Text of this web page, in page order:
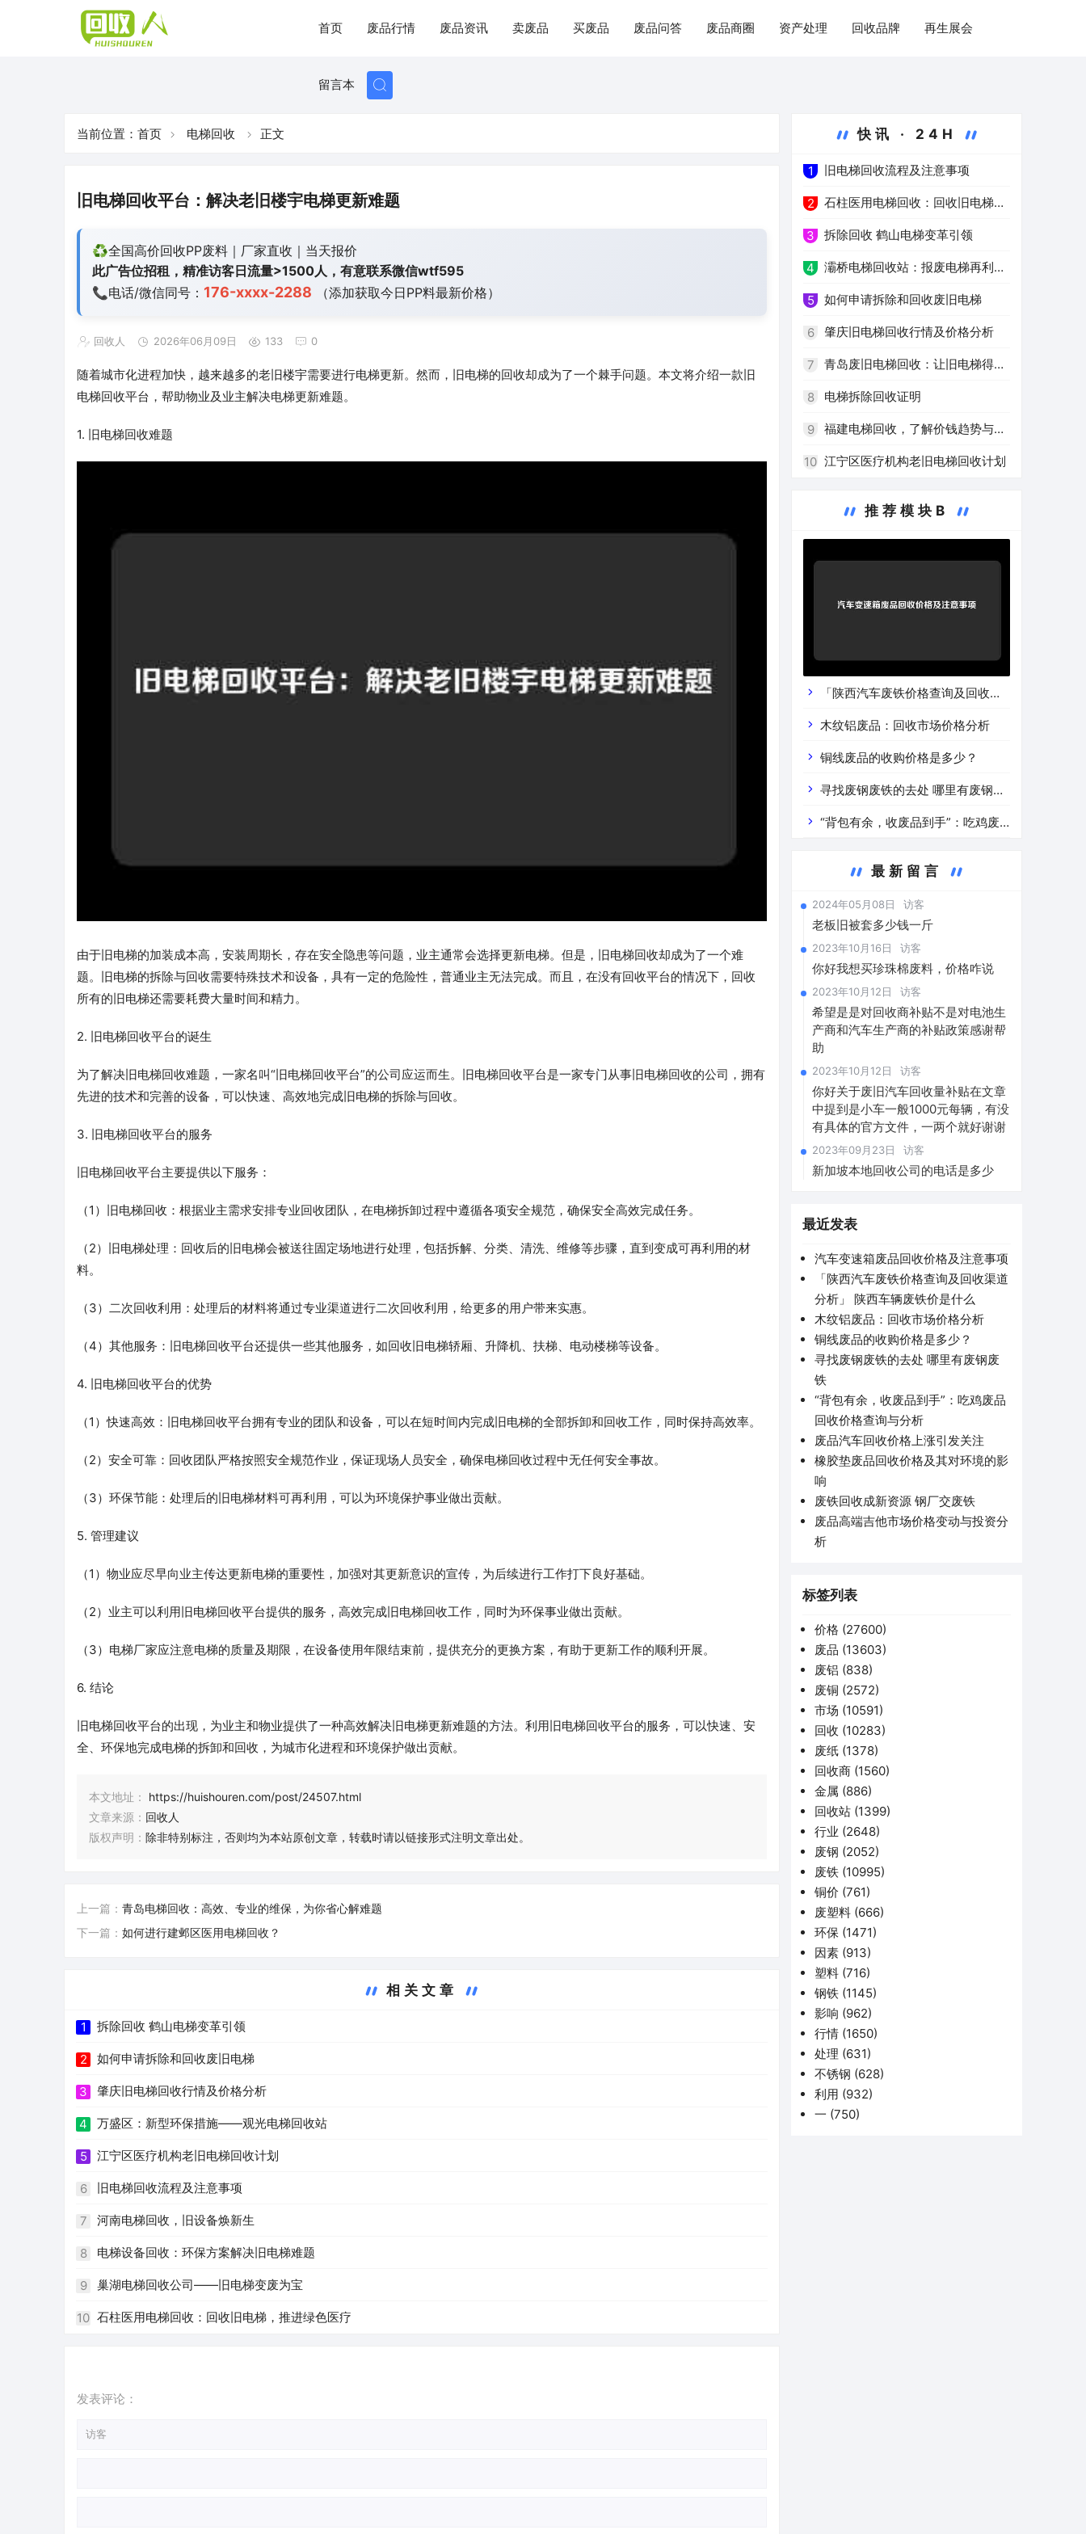
首页 废品行情 废品资讯 卖废品 买废品 废品问答 废品商圈 资产处理 回收品牌 再生展会
留言本
当前位置： 首页 电梯回收 正文
旧电梯回收平台：解决老旧楼宇电梯更新难题
♻️全国高价回收PP废料｜厂家直收｜当天报价
此广告位招租，精准访客日流量>1500人，有意联系微信wtf595
📞电话/微信同号： 176-xxxx-2288 （添加获取今日PP料最新价格）
回收人 2026年06月09日 133 0
随着城市化进程加快，越来越多的老旧楼宇需要进行电梯更新。然而，旧电梯的回收却成为了一个棘手问题。本文将介绍一款旧
电梯回收平台，帮助物业及业主解决电梯更新难题。
1. 旧电梯回收难题
由于旧电梯的加装成本高，安装周期长，存在安全隐患等问题，业主通常会选择更新电梯。但是，旧电梯回收却成为了一个难
题。旧电梯的拆除与回收需要特殊技术和设备，具有一定的危险性，普通业主无法完成。而且，在没有回收平台的情况下，回收
所有的旧电梯还需要耗费大量时间和精力。
2. 旧电梯回收平台的诞生
为了解决旧电梯回收难题，一家名叫“旧电梯回收平台”的公司应运而生。旧电梯回收平台是一家专门从事旧电梯回收的公司，拥有
先进的技术和完善的设备，可以快速、高效地完成旧电梯的拆除与回收。
3. 旧电梯回收平台的服务
旧电梯回收平台主要提供以下服务：
（1）旧电梯回收：根据业主需求安排专业回收团队，在电梯拆卸过程中遵循各项安全规范，确保安全高效完成任务。
（2）旧电梯处理：回收后的旧电梯会被送往固定场地进行处理，包括拆解、分类、清洗、维修等步骤，直到变成可再利用的材
料。
（3）二次回收利用：处理后的材料将通过专业渠道进行二次回收利用，给更多的用户带来实惠。
（4）其他服务：旧电梯回收平台还提供一些其他服务，如回收旧电梯轿厢、升降机、扶梯、电动楼梯等设备。
4. 旧电梯回收平台的优势
（1）快速高效：旧电梯回收平台拥有专业的团队和设备，可以在短时间内完成旧电梯的全部拆卸和回收工作，同时保持高效率。
（2）安全可靠：回收团队严格按照安全规范作业，保证现场人员安全，确保电梯回收过程中无任何安全事故。
（3）环保节能：处理后的旧电梯材料可再利用，可以为环境保护事业做出贡献。
5. 管理建议
（1）物业应尽早向业主传达更新电梯的重要性，加强对其更新意识的宣传，为后续进行工作打下良好基础。
（2）业主可以利用旧电梯回收平台提供的服务，高效完成旧电梯回收工作，同时为环保事业做出贡献。
（3）电梯厂家应注意电梯的质量及期限，在设备使用年限结束前，提供充分的更换方案，有助于更新工作的顺利开展。
6. 结论
旧电梯回收平台的出现，为业主和物业提供了一种高效解决旧电梯更新难题的方法。利用旧电梯回收平台的服务，可以快速、安
全、环保地完成电梯的拆卸和回收，为城市化进程和环境保护做出贡献。
本文地址：
https://huishouren.com/post/24507.html
文章来源： 回收人
版权声明： 除非特别标注，否则均为本站原创文章，转载时请以链接形式注明文章出处。
上一篇： 青岛电梯回收：高效、专业的维保，为你省心解难题
下一篇： 如何进行建邺区医用电梯回收？
相关文章
1 拆除回收 鹤山电梯变革引领
2 如何申请拆除和回收废旧电梯
3 肇庆旧电梯回收行情及价格分析
4 万盛区：新型环保措施——观光电梯回收站
5 江宁区医疗机构老旧电梯回收计划
6 旧电梯回收流程及注意事项
7 河南电梯回收，旧设备焕新生
8 电梯设备回收：环保方案解决旧电梯难题
9 巢湖电梯回收公司——旧电梯变废为宝
10 石柱医用电梯回收：回收旧电梯，推进绿色医疗
发表评论：
快讯 · 24H
1 旧电梯回收流程及注意事项
2 石柱医用电梯回收：回收旧电梯，
推进绿色医疗
3 拆除回收 鹤山电梯变革引领
4 灞桥电梯回收站：报废电梯再利用
的环保之路
5 如何申请拆除和回收废旧电梯
6 肇庆旧电梯回收行情及价格分析
7 青岛废旧电梯回收：让旧电梯得到
高效再利用
8 电梯拆除回收证明
9 福建电梯回收，了解价钱趋势与注
意事项
10 江宁区医疗机构老旧电梯回收计划
推荐模块B
「陕西汽车废铁价格查询及回收渠
道分析」 陕西车辆废铁价是什么
木纹铝废品：回收市场价格分析
铜线废品的收购价格是多少？
寻找废钢废铁的去处 哪里有废钢废
铁 “背包有余，收废品到手”：吃鸡废
最新留言
2024年05月08日 访客
老板旧被套多少钱一斤
2023年10月16日 访客
你好我想买珍珠棉废料，价格咋说
2023年10月12日 访客
希望是是对回收商补贴不是对电池生
产商和汽车生产商的补贴政策感谢帮
助
2023年10月12日 访客
你好关于废旧汽车回收量补贴在文章
中提到是小车一般1000元每辆，有没
有具体的官方文件，一两个就好谢谢
2023年09月23日 访客
新加坡本地回收公司的电话是多少
最近发表
汽车变速箱废品回收价格及注意事项
「陕西汽车废铁价格查询及回收渠道
分析」 陕西车辆废铁价是什么
木纹铝废品：回收市场价格分析
铜线废品的收购价格是多少？
寻找废钢废铁的去处 哪里有废钢废
铁
“背包有余，收废品到手”：吃鸡废品
回收价格查询与分析
废品汽车回收价格上涨引发关注
橡胶垫废品回收价格及其对环境的影
响
废铁回收成新资源 钢厂交废铁
废品高端吉他市场价格变动与投资分
析
标签列表
价格 (27600)
废品 (13603)
废铝 (838)
废铜 (2572)
市场 (10591)
回收 (10283)
废纸 (1378)
回收商 (1560)
金属 (886)
回收站 (1399)
行业 (2648)
废钢 (2052)
废铁 (10995)
铜价 (761)
废塑料 (666)
环保 (1471)
因素 (913)
塑料 (716)
钢铁 (1145)
影响 (962)
行情 (1650)
处理 (631)
不锈钢 (628)
利用 (932)
一 (750)